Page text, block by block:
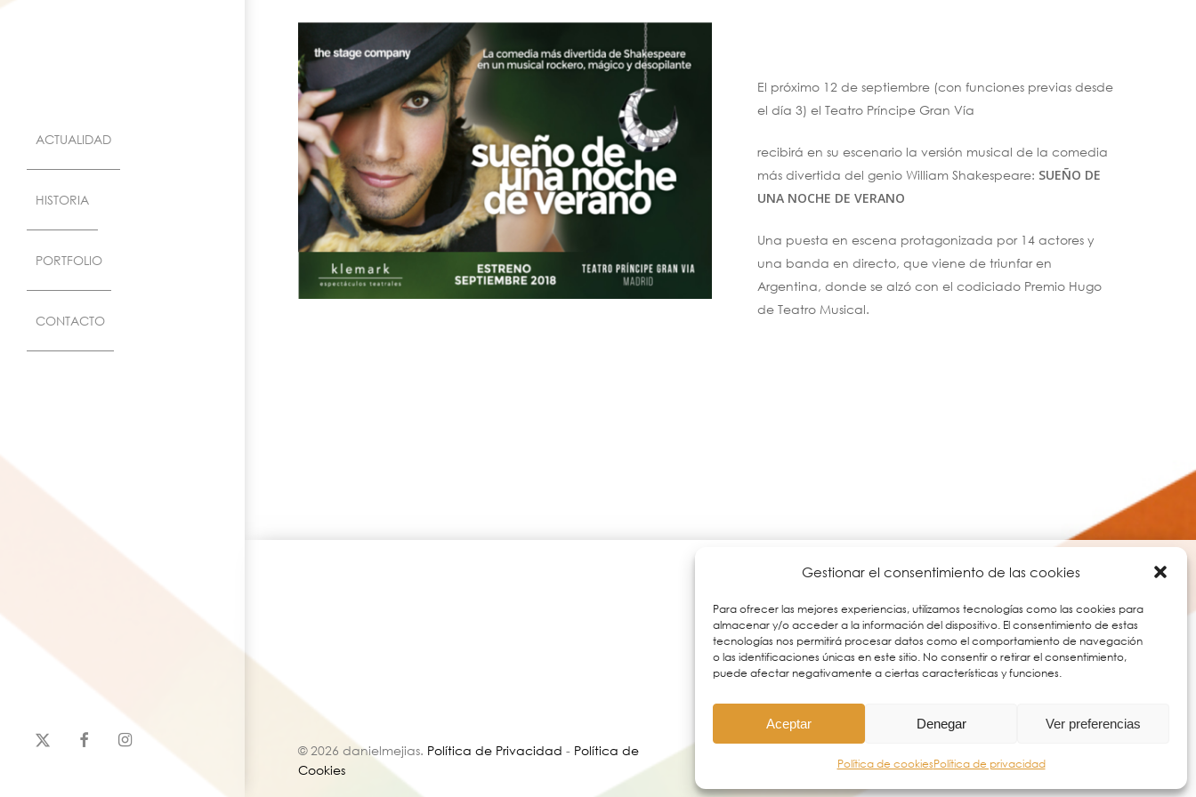
Gestionar el consentimiento de las cookies
Para ofrecer las mejores experiencias, utilizamos tecnologías como las cookies para
almacenar y/o acceder a la información del dispositivo. El consentimiento de estas
tecnologías nos permitirá procesar datos como el comportamiento de navegación
o las identificaciones únicas en este sitio. No consentir o retirar el consentimiento,
puede afectar negativamente a ciertas características y funciones.
Aceptar Denegar Ver preferencias
Política de cookiesPolítica de privacidad
ACTUALIDAD
HISTORIA
PORTFOLIO
CONTACTO
x-
facebookinstagram
El próximo 12 de septiembre (con funciones previas desde
el día 3) el Teatro Príncipe Gran Vía
recibirá en su escenario la versión musical de la comedia
más divertida del genio William Shakespeare: SUEÑO DE
UNA NOCHE DE VERANO
Una puesta en escena protagonizada por 14 actores y
una banda en directo, que viene de triunfar en
Argentina, donde se alzó con el codiciado Premio Hugo
de Teatro Musical.
© 2026 danielmejias. Política de Privacidad - Política de
Cookies